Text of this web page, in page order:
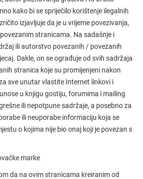
kako bi se spriječilo korištenje ilegalnih
izjavljuje da je u vrijeme povezivanja,
stranicama. Na sadašnje i
ili autorstvo povezanih / povezanih
Dakle, on se ograđuje od svih sadržaja
stranica koje su promijenjeni nakon
sve unutar vlastite Internet linkovi i
u knjigu gostiju, forumima i mailing
ili nepotpune sadržaje, a posebno za
ili neuporabe informaciju koja se
o kojima nije bio onaj koji je povezan s
marke
da na ovim stranicama kreiranim od